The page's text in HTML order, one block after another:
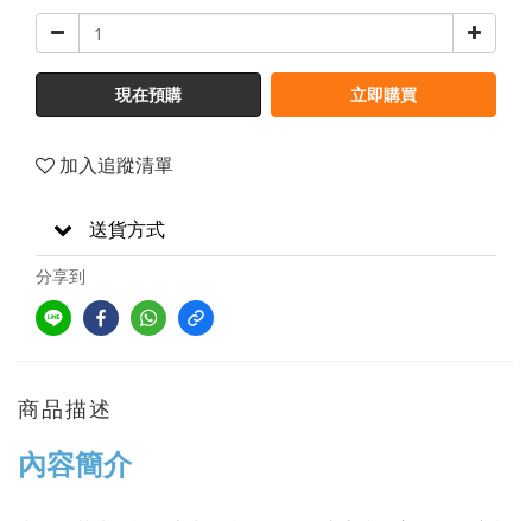
現在預購 立即購買
加入追蹤清單
送貨方式
分享到
商品描述
內容簡介